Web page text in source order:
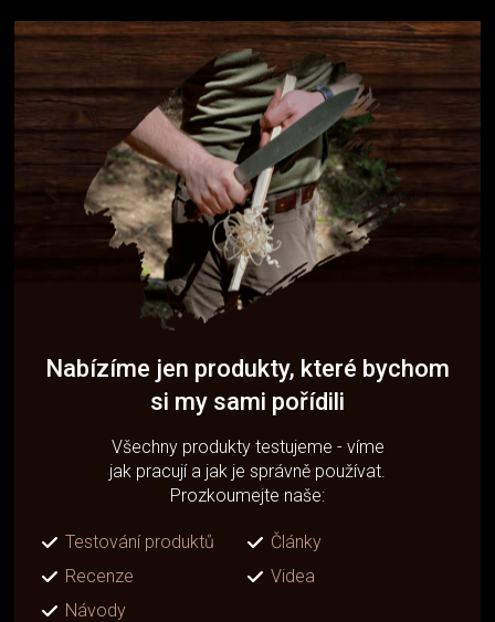
Nabízíme jen produkty, které bychom
si my sami pořídili
Všechny produkty testujeme - víme
jak pracují a jak je správně používat.
Prozkoumejte naše:
Testování produktů
Články
Recenze
Videa
Návody